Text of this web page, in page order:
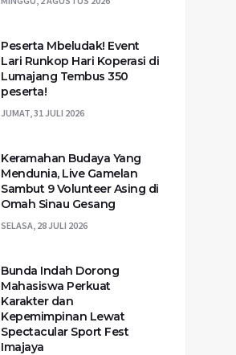
Peserta Mbeludak! Event
Lari Runkop Hari Koperasi di
Lumajang Tembus 350
peserta!
JUMAT, 31 JULI 2026
Keramahan Budaya Yang
Mendunia, Live Gamelan
Sambut 9 Volunteer Asing di
Omah Sinau Gesang
SELASA, 28 JULI 2026
Bunda Indah Dorong
Mahasiswa Perkuat
Karakter dan
Kepemimpinan Lewat
Spectacular Sport Fest
Imajaya